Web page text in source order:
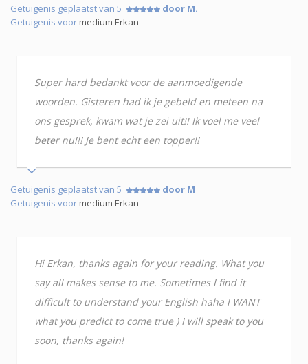
Getuigenis geplaatst van 5
door M.
Getuigenis voormedium Erkan
Super hard bedankt voor de aanmoedigende
woorden. Gisteren had ik je gebeld en meteen na
ons gesprek, kwam wat je zei uit!! Ik voel me veel
beter nu!!! Je bent echt een topper!!
Getuigenis geplaatst van 5
door M
Getuigenis voormedium Erkan
Hi Erkan, thanks again for your reading. What you
say all makes sense to me. Sometimes I find it
difficult to understand your English haha I WANT
what you predict to come true ) I will speak to you
soon, thanks again!